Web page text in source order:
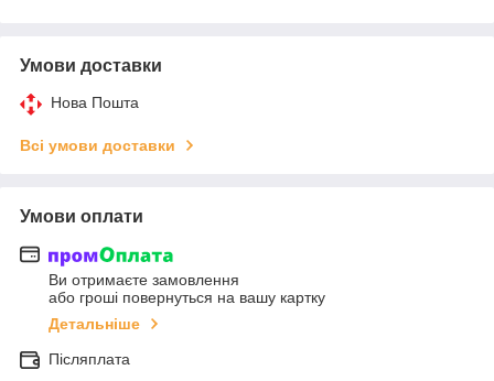
Умови доставки
Нова Пошта
Всі умови доставки
Умови оплати
Ви отримаєте замовлення
або гроші повернуться на вашу картку
Детальніше
Післяплата